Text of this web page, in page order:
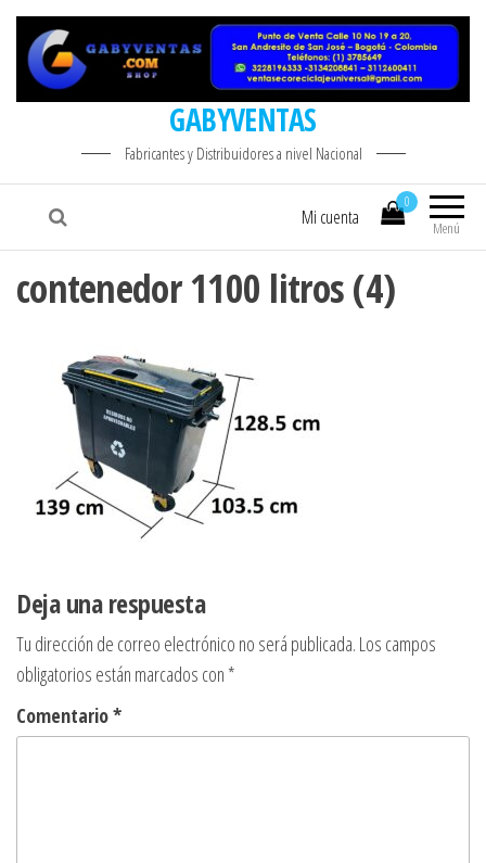
GABYVENTAS
Fabricantes y Distribuidores a nivel Nacional
Menú
0
Mi cuenta
contenedor 1100 litros (4)
Deja una respuesta
Tu dirección de correo electrónico no será publicada. Los campos
obligatorios están marcados con *
Comentario*